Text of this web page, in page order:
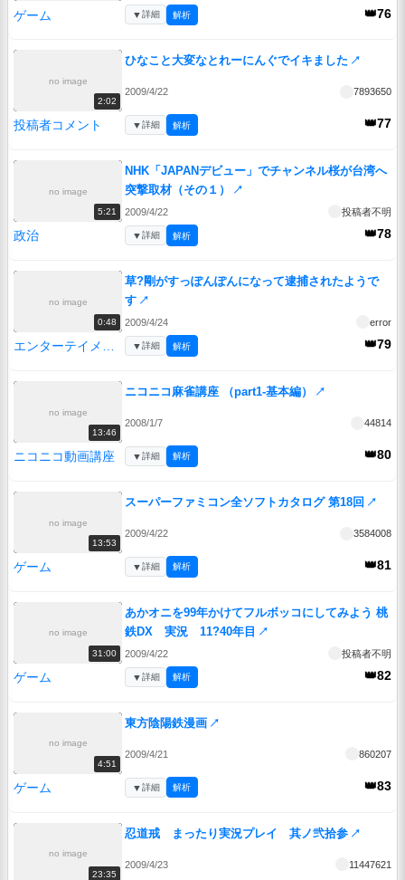
ゲーム 👑76
▼詳細 解析
no image
2:02
ひなこと大変なとれーにんぐでイキました ↗
2009/4/22 7893650
投稿者コメント 👑77
▼詳細 解析
no image
5:21
NHK「JAPANデビュー」でチャンネル桜が台湾へ
突撃取材（その１）
↗
2009/4/22 投稿者不明
政治 👑78
▼詳細 解析
no image
0:48
草?剛がすっぽんぽんになって逮捕されたようで
す ↗
2009/4/24 error
エンターテイメント 👑79
▼詳細 解析
no image
13:46
ニコニコ麻雀講座 （part1-基本編） ↗
2008/1/7 44814
ニコニコ動画講座 👑80
▼詳細 解析
no image
13:53
スーパーファミコン全ソフトカタログ 第18回 ↗
2009/4/22 3584008
ゲーム 👑81
▼詳細 解析
no image
31:00
あかオニを99年かけてフルボッコにしてみよう 桃
鉄DX 実況 11?40年目 ↗
2009/4/22 投稿者不明
ゲーム 👑82
▼詳細 解析
no image
4:51
東方陰陽鉄漫画 ↗
2009/4/21 860207
ゲーム 👑83
▼詳細 解析
no image
23:35
忍道戒 まったり実況プレイ 其ノ弐拾参 ↗
2009/4/23 11447621